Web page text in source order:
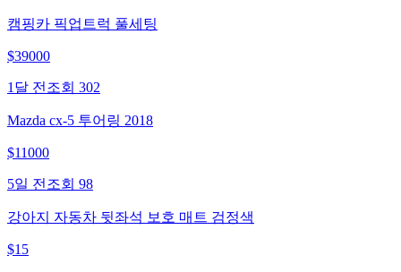
캠핑카 픽업트럭 풀세팅
$39000
1달 전 조회 302
Mazda cx-5 투어링 2018
$11000
5일 전 조회 98
강아지 자동차 뒷좌석 보호 매트 검정색
$15